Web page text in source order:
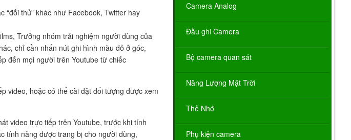
thủ” khác như Facebook, Twitter hay
Trưởng nhóm trải nghiệm người dùng của
chỉ cần nhấn nút ghi hình màu đỏ ở góc,
đến mọi người trên Youtube từ chiếc
video, hoặc có thể cài đặt đối tượng được xem
video trực tiếp trên Youtube, trước khi tính
tính năng được trang bị cho người dùng,
Camera Analog
Đầu ghi Camera
Bộ camera quan sát
Năng Lượng Mặt Trời
Thẻ Nhớ
Phụ kiện camera